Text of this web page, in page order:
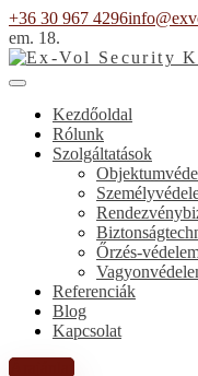
+36 30 967 4296
em. 18.
Kezdőoldal
Rólunk
Szolgáltatások
Őrzés-
Referenciák
Blog
Kapcsolat